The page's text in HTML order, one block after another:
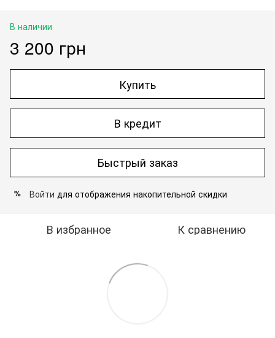
В наличии
3 200 грн
Купить
В кредит
Быстрый заказ
% Войти для отображения накопительной скидки
В избранное К сравнению